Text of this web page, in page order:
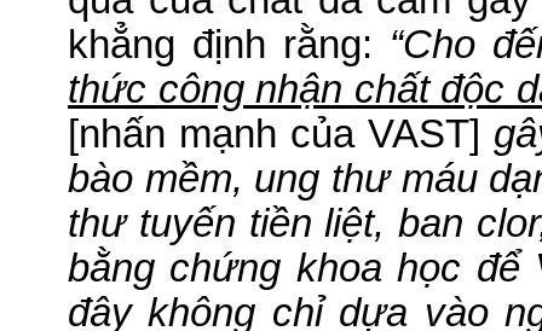
khẳng định rằng: “Cho
thức công nhận chất độc
[nhấn mạnh của VAST]
bào mềm, ung thư máu
thư tuyến tiền liệt, ban
bằng chứng khoa học để
đây không chỉ dựa vào